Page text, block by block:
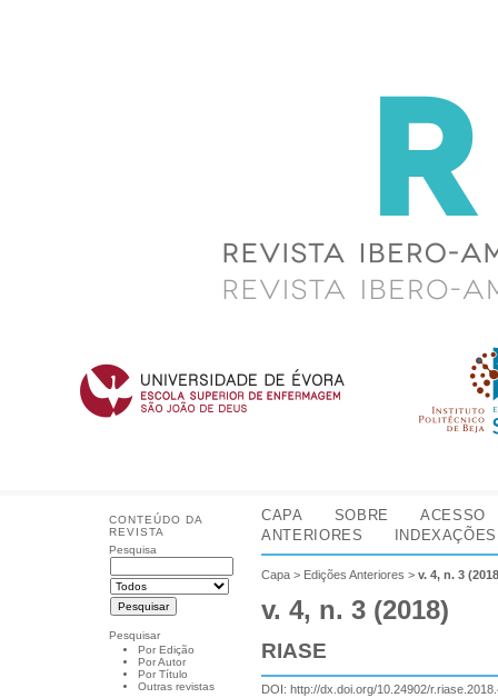
CONTEÚDO DA
REVISTA
Pesquisa
Pesquisar
Por Edição
Por Autor
Por Título
Outras revistas
CAPA SOBRE
ACESSO
ANTERIORES
INDEXAÇÕES
Capa > Edições Anteriores >v. 4, n. 3
v. 4, n. 3 (2018)
RIASE
DOI:http://dx.doi.org/10.24902/